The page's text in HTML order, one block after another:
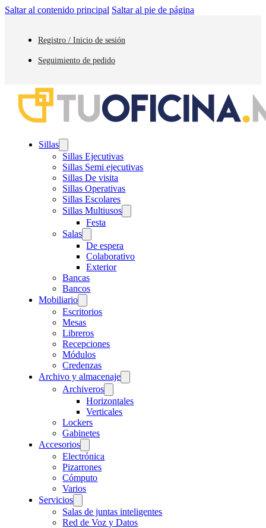
Saltar al contenido principal Saltar al pie de página
Registro / Inicio de sesión
Seguimiento de pedido
Sillas
Sillas Ejecutivas
Sillas Semi ejecutivas
Sillas De visita
Sillas Operativas
Sillas Escolares
Sillas Multiusos
Festa
Salas
De espera
Colaborativo
Exterior
Bancas
Bancos
Mobiliario
Escritorios
Mesas
Libreros
Recepciones
Módulos
Credenzas
Archivo y almacenaje
Archiveros
Horizontales
Verticales
Lockers
Gabinetes
Accesorios
Electrónica
Pizarrones
Cómputo
Varios
Servicios
Salas de juntas inteligentes
Red de Voz y Datos